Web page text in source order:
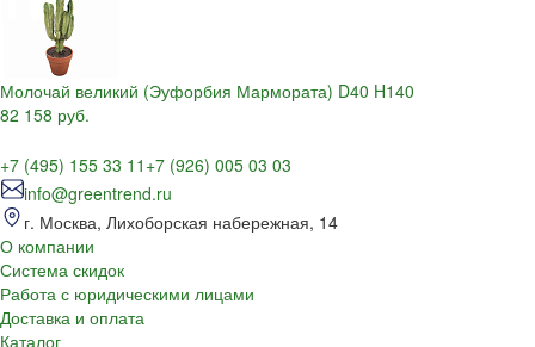
Молочай великий (Эуфорбия Мармората) D40 H140
82 158 руб.
+7 (495) 155 33 11 +7 (926) 005 03 03
info@greentrend.ru
г. Москва, Лихоборская набережная, 14
О компании
Система скидок
Работа с юридическими лицами
Доставка и оплата
Каталог